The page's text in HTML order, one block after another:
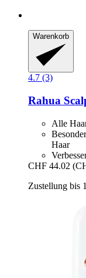
Warenkorb
4.7 (3)
Rahua
Alle
Haar
CHF 44.02
Zustellung bis